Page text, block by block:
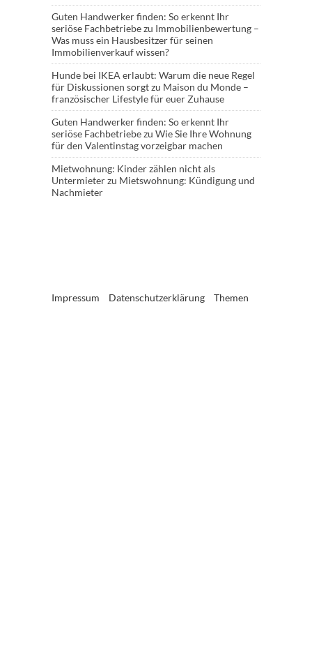
Guten Handwerker finden: So erkennt Ihr
seriöse Fachbetriebezu Immobilienbewertung –
Was muss ein Hausbesitzer für seinen
Immobilienverkauf wissen?
Hunde bei IKEA erlaubt: Warum die neue Regel
für Diskussionen sorgtzu Maison du Monde –
französischer Lifestyle für euer Zuhause
Guten Handwerker finden: So erkennt Ihr
seriöse Fachbetriebezu Wie Sie Ihre Wohnung
für den Valentinstag vorzeigbar machen
Mietwohnung: Kinder zählen nicht als
Untermieterzu Mietswohnung: Kündigung und
Nachmieter
Impressum Datenschutzerklärung Themen